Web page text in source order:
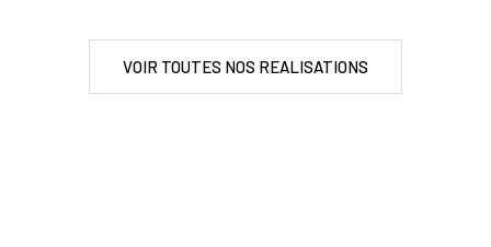
VOIR TOUTES NOS REALISATIONS